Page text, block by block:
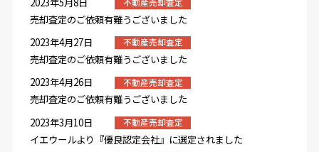
売却査定のご依頼有難うございました
2023年4月27日
不動産売却査定
売却査定のご依頼有難うございました
2023年4月26日
不動産売却査定
売却査定のご依頼有難うございました
2023年3月10日
不動産売却査定
イエウールより『優良認定会社』に選定されました